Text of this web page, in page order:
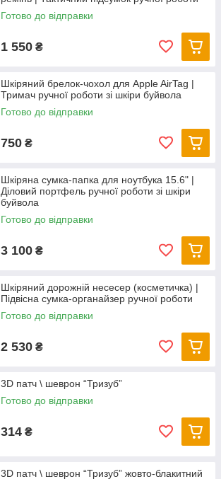
Готово до відправки
1 550 ₴
Шкіряний брелок-чохол для Apple AirTag |
Тримач ручної роботи зі шкіри буйвола
Готово до відправки
750 ₴
Шкіряна сумка-папка для ноутбука 15.6" |
Діловий портфель ручної роботи зі шкіри
буйвола
Готово до відправки
3 100 ₴
Шкіряний дорожній несесер (косметичка) |
Підвісна сумка-органайзер ручної роботи
Готово до відправки
2 530 ₴
3D патч \ шеврон “Тризуб”
Готово до відправки
314 ₴
3D патч \ шеврон “Тризуб” жовто-блакитний